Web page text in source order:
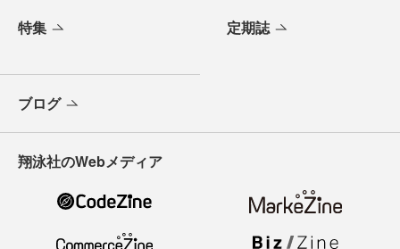
特集 定期誌
ブログ
翔泳社のWebメディア